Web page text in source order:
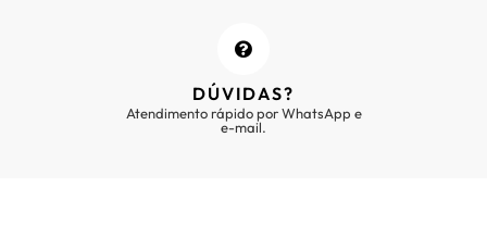
DÚVIDAS?
Atendimento rápido por WhatsApp e
e-mail.